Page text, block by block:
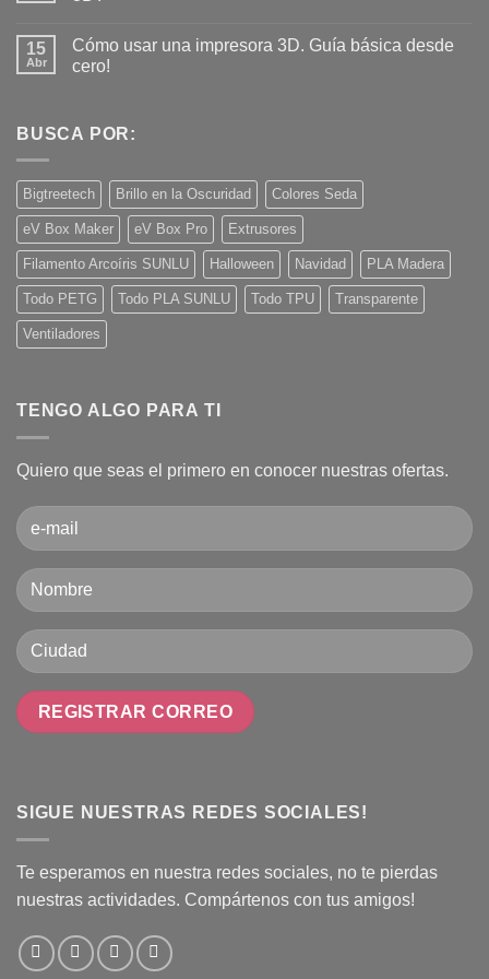
piezas
para
comentarios
¿Qué
Schrödinger
con
3D?
15
Abr
Cómo usar una impresora 3D. Guía básica desde
cero!
en
Cómo
impresora
3D.
Guía
básica
desde
cero!
BUSCA POR:
Bigtreetech Brillo en la Oscuridad Colores Seda
eV Box Maker eV Box Pro Extrusores
Filamento Arcoíris SUNLU Halloween Navidad PLA Madera
Todo PETG Todo PLA SUNLU Todo TPU Transparente
Ventiladores
TENGO ALGO PARA TI
Quiero que seas el primero en conocer nuestras ofertas.
SIGUE NUESTRAS REDES SOCIALES!
Te esperamos en nuestra redes sociales, no te pierdas
nuestras actividades. Compártenos con tus amigos!